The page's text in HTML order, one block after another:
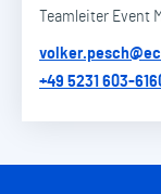
Teamleiter Event
+49 5231 603-